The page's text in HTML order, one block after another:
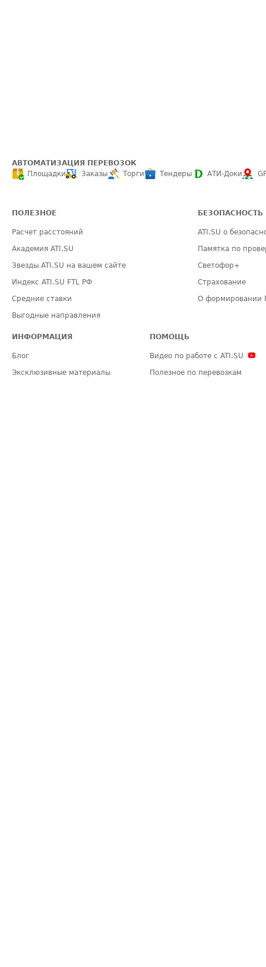
АВТОМАТИЗАЦИЯ ПЕРЕВОЗОК
Площадки
Заказы Торги Тендеры АТИ-Доки
ПОЛЕЗНОЕ
Расчет расстояний
Академия ATI.SU
Звезды ATI.SU на вашем сайте
Индекс ATI.SU FTL РФ
Средние ставки
Выгодные направления
БЕЗОПАСНОСТЬ
ATI.SU о
Памятка по
Светофор+
Страхование
О формировании
ИНФОРМАЦИЯ
Блог
Эксклюзивные материалы
ПОМОЩЬ
Видео по работе с ATI.SU
Полезное по перевозкам